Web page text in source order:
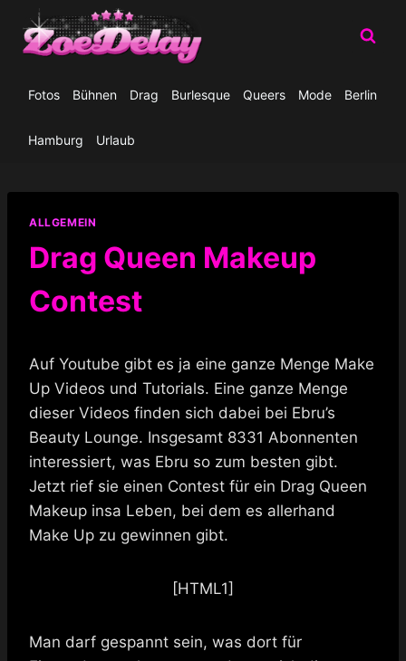
Inhalt
springen
Fotos Bühnen Drag Burlesque Queers Mode Berlin
Hamburg Urlaub
ALLGEMEIN
Drag Queen Makeup
Contest
Auf Youtube gibt es ja eine ganze Menge Make
Up Videos und Tutorials. Eine ganze Menge
dieser Videos finden sich dabei bei Ebru’s
Beauty Lounge. Insgesamt 8331 Abonnenten
interessiert, was Ebru so zum besten gibt.
Jetzt rief sie einen Contest für ein Drag Queen
Makeup insa Leben, bei dem es allerhand
Make Up zu gewinnen gibt.
[HTML1]
Man darf gespannt sein, was dort für